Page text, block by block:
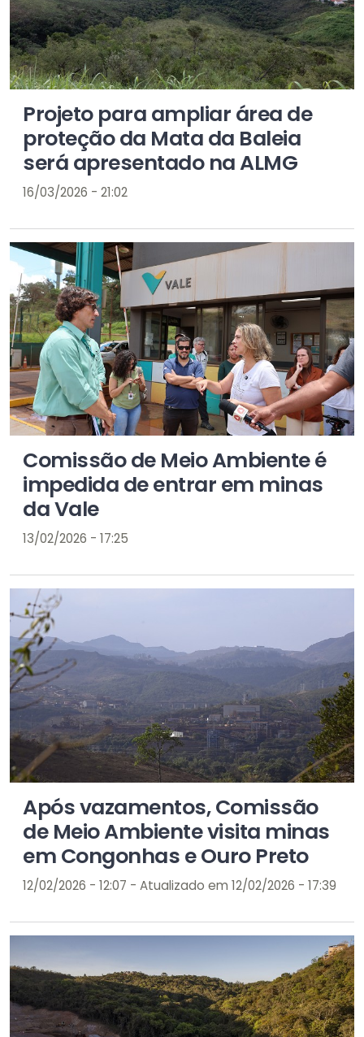
Projeto para ampliar área de
proteção da Mata da Baleia
será apresentado na ALMG
16/03/2026 - 21:02
Comissão de Meio Ambiente é
impedida de entrar em minas
da Vale
13/02/2026 - 17:25
Após vazamentos, Comissão
de Meio Ambiente visita minas
em Congonhas e Ouro Preto
12/02/2026 - 12:07 - Atualizado em 12/02/2026 - 17:39